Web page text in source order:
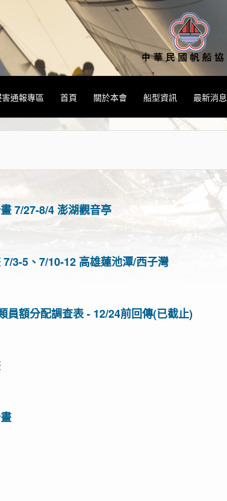
通報專區 首頁 關於本會 船型資訊 最新消息
7/27-8/4 澎湖觀音亭
3-5、7/10-12 高雄蓮池潭/西子灣
員額分配調查表 - 12/24前回傳(已截止)